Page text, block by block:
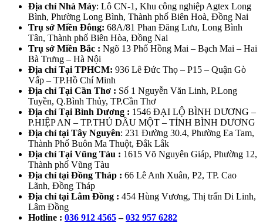
Địa chỉ Nhà Máy: Lô CN-1, Khu công nghiệp Agtex Long
Bình, Phường Long Bình, Thành phố Biên Hoà, Đồng Nai
Trụ sở Miền Đông: 68A/81 Phan Đăng Lưu, Long Bình
Tân, Thành phố Biên Hòa, Đồng Nai
Trụ sở Miền Bắc : Ngõ 13 Phố Hồng Mai – Bạch Mai – Hai
Bà Trưng – Hà Nội
Địa chỉ Tại TPHCM: 936 Lê Đức Thọ – P15 – Quận Gò
Vấp – TP.Hồ Chí Minh
Địa chỉ Tại Cần Thơ : Số 1 Nguyễn Văn Linh, P.Long
Tuyền, Q.Bình Thủy, TP.Cần Thơ
Địa chỉ Tại Bình Dương : 1546 ĐẠI LỘ BÌNH DƯƠNG –
P.HIỆP AN – TP.THỦ DẦU MỘT – TỈNH BÌNH DƯƠNG
Địa chỉ tại Tây Nguyên: 231 Đường 30.4, Phường Ea Tam,
Thành Phố Buôn Ma Thuột, Đắk Lắk
Địa chỉ Tại Vũng Tàu : 1615 Võ Nguyên Giáp, Phường 12,
Thành phố Vũng Tàu
Địa chỉ tại Đồng Tháp : 66 Lê Anh Xuân, P2, TP. Cao
Lãnh, Đồng Tháp
Địa chỉ tại Lâm Đồng : 454 Hùng Vương, Thị trấn Di Linh,
Lâm Đồng
Hotline : 036 912 4565–032 957 6282